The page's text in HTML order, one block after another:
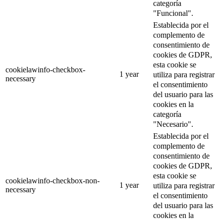
categoría
"Funcional".
cookielawinfo-checkbox-
necessary
1 year
Establecida por el
complemento de
consentimiento de
cookies de GDPR,
esta cookie se
utiliza para registrar
el consentimiento
del usuario para las
cookies en la
categoría
"Necesario".
cookielawinfo-checkbox-non-
necessary
1 year
Establecida por el
complemento de
consentimiento de
cookies de GDPR,
esta cookie se
utiliza para registrar
el consentimiento
del usuario para las
cookies en la